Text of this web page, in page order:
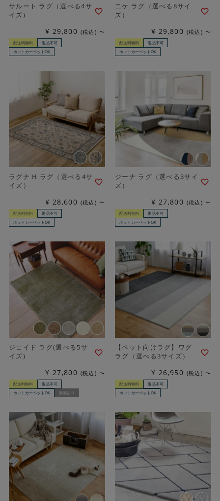
サルート ラグ（選べる4サ
イズ)
¥ 29,800 税込 〜
配送料無料
返品不可
ホットカーペットOK
ニケ ラグ（選べる8サイ
ズ）
¥ 29,800 税込 〜
配送料無料
返品不可
ホットカーペットOK
ラグナ H ラグ（選べる4サ
イズ）
¥ 28,600 税込 〜
配送料無料
返品不可
ホットカーペットOK
ジーナ ラグ（選べる3サイ
ズ）
¥ 27,800 税込 〜
配送料無料
返品不可
ホットカーペットOK
ジェイド ラグ(選べる5サ
イズ)
¥ 27,800 税込 〜
配送料無料
返品不可
ホットカーペットOK
動画あり
【ペット向けラグ】ワグ
ラグ（選べる3サイズ）
¥ 26,950 税込 〜
配送料無料
返品不可
ホットカーペットOK